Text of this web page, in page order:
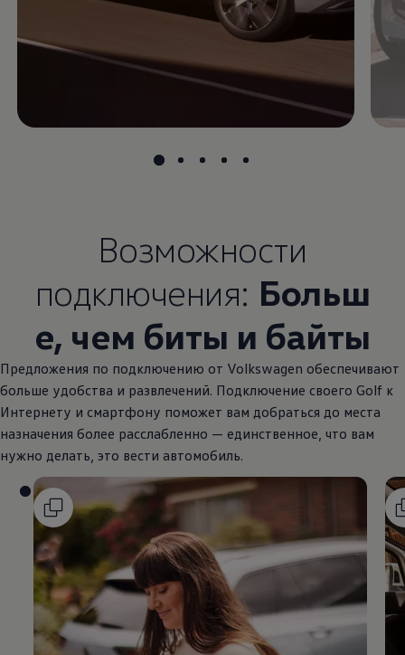
Возможности
подключения: Больш
е, чем биты и байты
Предложения по подключению от Volkswagen обеспечивают
больше удобства и развлечений. Подключение своего Golf к
Интернету и смартфону поможет вам добраться до места
назначения более расслабленно — единственное, что вам
нужно делать, это вести автомобиль.